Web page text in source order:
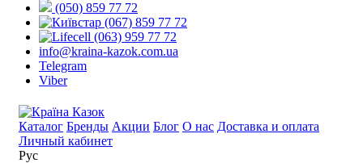
(050) 859 77 72
(067) 859 77 72
(063) 959 77 72
info@kraina-kazok.com.ua
Telegram
Viber
Каталог Бренды Акции Блог О нас Доставка и оплата
Личный кабинет
Рус